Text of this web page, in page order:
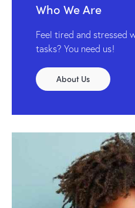
Who We Are
Feel tired and stressed
tasks? You need us!
About Us